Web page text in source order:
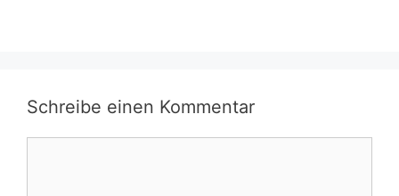
Schreibe einen Kommentar